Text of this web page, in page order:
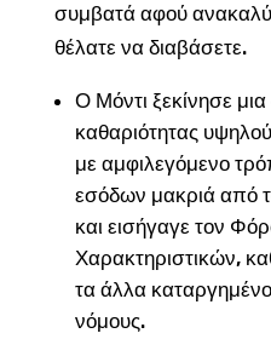
συμβατά αφού
θέλατε να διαβάσετε.
Ο Μόντι ξεκίνησε
καθαριότητας
με αμφιλεγόμενο
εσόδων μακριά από
και εισήγαγε τον
Χαρακτηριστικών,
τα άλλα
νόμους.